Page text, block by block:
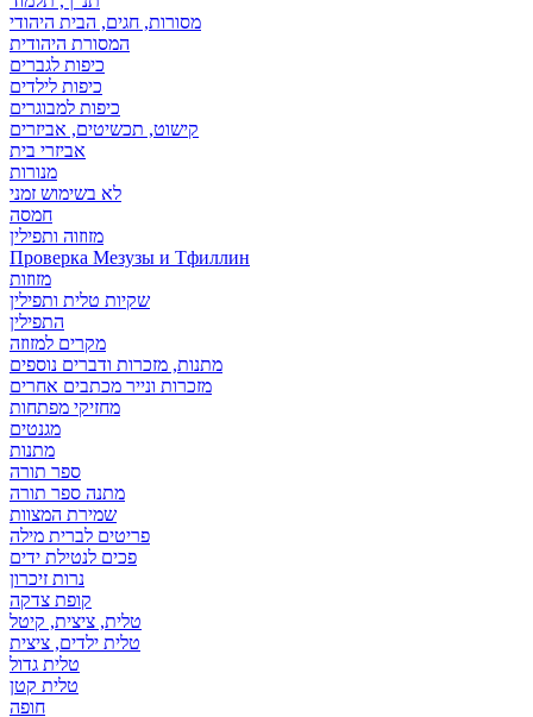
מסורות, חגים, הבית היהודי
המסורת היהודית
כיפות לגברים
כיפות לילדים
כיפות למבוגרים
קישוט, תכשיטים, אביזרים
אביזרי בית
מנורות
לא בשימוש זמני
חמסה
מזוזוה ותפילין
Проверка Мезузы и Тфиллин
מזוזות
שקיות טלית ותפילין
התפילין
מקרים למזוזה
מתנות, מזכרות ודברים נוספים
מזכרות ונייר מכתבים אחרים
מחזיקי מפתחות
מגנטים
מתנות
ספר תורה
מתנה ספר תורה
שמירת המצוות
פריטים לברית מילה
פכים לנטילת ידים
נרות זיכרון
קופת צדקה
טלית, ציצית, קיטל
טלית ילדים, ציצית
טלית גדול
טלית קטן